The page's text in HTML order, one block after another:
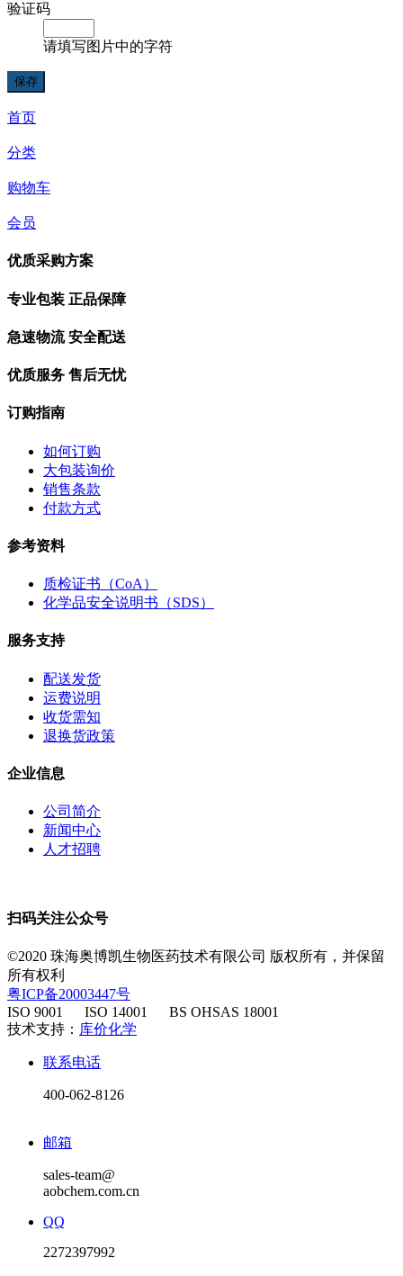
验证码
请填写图片中的字符
首页
分类
购物车
会员
优质采购方案
专业包装 正品保障
急速物流 安全配送
优质服务 售后无忧
订购指南
如何订购
大包装询价
销售条款
付款方式
参考资料
质检证书（CoA）
化学品安全说明书（SDS）
服务支持
配送发货
运费说明
收货需知
退换货政策
企业信息
公司简介
新闻中心
人才招聘
扫码关注公众号
©2020 珠海奥博凯生物医药技术有限公司 版权所有，并保留
所有权利
粤ICP备20003447号
ISO 9001 ISO 14001 BS OHSAS 18001
​ 技术支持： 库价化学
联系电话
400-062-8126
邮箱
sales-team@
aobchem.com.cn
QQ
2272397992